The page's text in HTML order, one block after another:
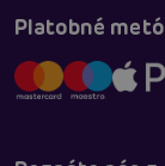
Platobné